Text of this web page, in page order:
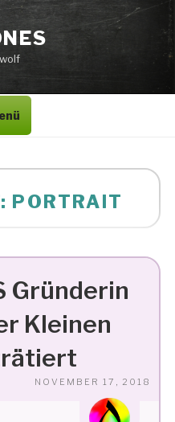
PORTRAIT
Gründerin
Kleinen
NOVEMBER 17, 2018